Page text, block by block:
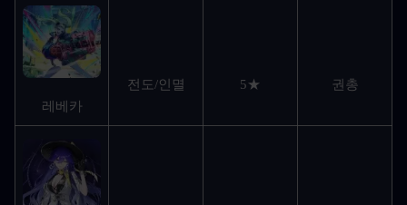
레베카
전도/인멸 5★ 권총